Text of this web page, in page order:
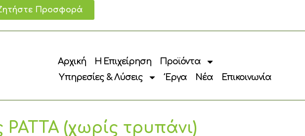
Προσφορά
Αρχική Η Επιχείρηση
Προϊόντα
Υπηρεσίες & Λύσεις
Έργα Νέα Επικοινωνία
(χωρίς τρυπάνι)